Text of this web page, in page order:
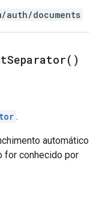
auth/documents
Separator( )
.
automático
for conhecido por